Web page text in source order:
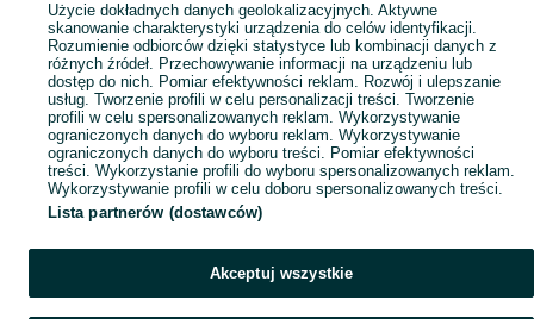
Popularne wyszukiwania
Użycie dokładnych danych geolokalizacyjnych. Aktywne
skanowanie charakterystyki urządzenia do celów identyfikacji.
Rozumienie odbiorców dzięki statystyce lub kombinacji danych z
różnych źródeł. Przechowywanie informacji na urządzeniu lub
dostęp do nich. Pomiar efektywności reklam. Rozwój i ulepszanie
usług. Tworzenie profili w celu personalizacji treści. Tworzenie
profili w celu spersonalizowanych reklam. Wykorzystywanie
ograniczonych danych do wyboru reklam. Wykorzystywanie
ograniczonych danych do wyboru treści. Pomiar efektywności
treści. Wykorzystanie profili do wyboru spersonalizowanych reklam.
Wykorzystywanie profili w celu doboru spersonalizowanych treści.
Lista partnerów (dostawców)
Akceptuj wszystkie